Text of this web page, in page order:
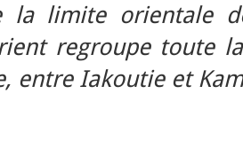
la limite orientale
regroupe toute
entre Iakoutie et